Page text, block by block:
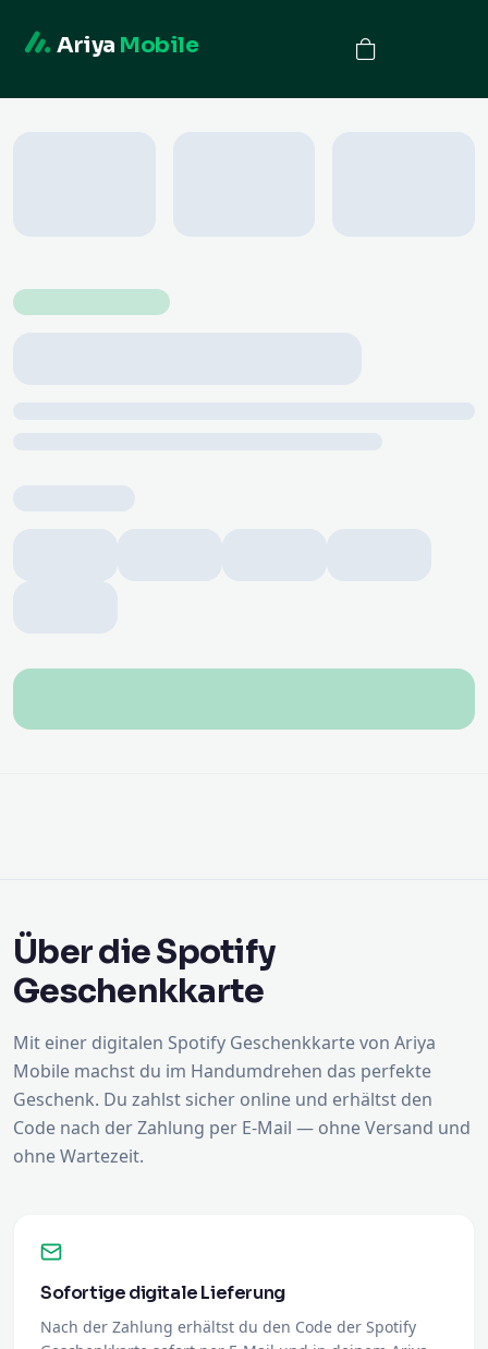
Ariya Mobile
Über die Spotify
Geschenkkarte
Mit einer digitalen Spotify Geschenkkarte von Ariya
Mobile machst du im Handumdrehen das perfekte
Geschenk. Du zahlst sicher online und erhältst den
Code nach der Zahlung per E-Mail — ohne Versand und
ohne Wartezeit.
Sofortige digitale Lieferung
Nach der Zahlung erhältst du den Code der Spotify